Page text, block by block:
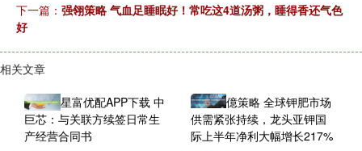
下一篇： 强翎策略 气血足睡眠好！常吃这4道汤粥，睡得香还气色
好
相关文章
星富优配APP下载 中
巨芯：与关联方续签日常生
产经营合同书
億策略 全球钾肥市场
供需紧张持续，龙头亚钾国
际上半年净利大幅增长217%